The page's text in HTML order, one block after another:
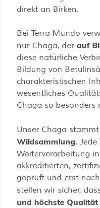
direkt an Birken.
Bei Terra Mundo
nur Chaga, der auf
diese natürliche
Bildung von
charakteristischen
wesentliches
Chaga so besonders
Unser Chaga
Wildsammlung.
Weiterverarbeitung
akkreditierten,
geprüft und erst
stellen wir sicher,
und höchste Qualität